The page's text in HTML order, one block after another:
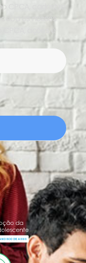
CPCA, cadastre
os nossos
ações e